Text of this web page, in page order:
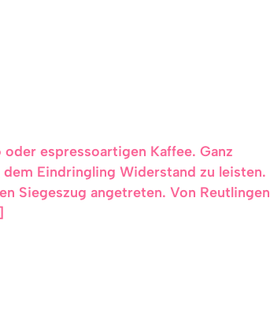
espressoartigen Kaffee. Ganz
Eindringling Widerstand zu leisten.
Siegeszug angetreten. Von Reutlingen